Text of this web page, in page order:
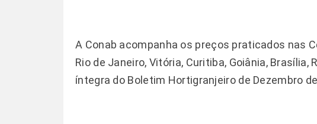
A Conab acompanha os preços praticados nas
Rio de Janeiro, Vitória, Curitiba, Goiânia, Brasília,
íntegra do Boletim Hortigranjeiro de Dezembro